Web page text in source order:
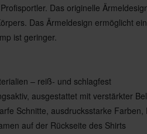
Das originelle
Das Ärmeldesign ermöglicht
ist geringer.
– reiß- und schlagfest
ausgestattet mit verstärkter
Schnitte, ausdrucksstarke
auf der Rückseite des Shirts